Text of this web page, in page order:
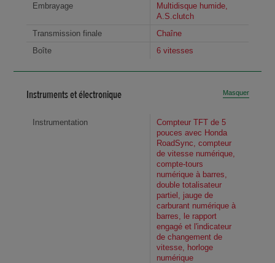
Embrayage
Multidisque humide,
A.S.clutch
Transmission finale
Chaîne
Boîte
6 vitesses
Instruments et électronique Masquer
Instrumentation
Compteur TFT de 5
pouces avec Honda
RoadSync, compteur
de vitesse numérique,
compte-tours
numérique à barres,
double totalisateur
partiel, jauge de
carburant numérique à
barres, le rapport
engagé et l'indicateur
de changement de
vitesse, horloge
numérique